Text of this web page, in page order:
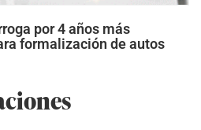
por 4 años más
formalización de autos